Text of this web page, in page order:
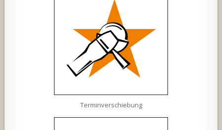
Terminverschiebung